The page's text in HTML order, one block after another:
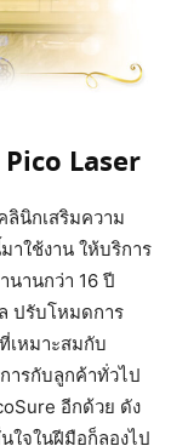
Laser
ลินิกเสริมความ
าใช้งาน ให้บริการ
นานกว่า 16 ปี
ปรับโหมดการ
เหมาะสมกับ
รกับลูกค้าทั่วไป
อีกด้วย ดัง
ใจในฝีมือก็ลองไป